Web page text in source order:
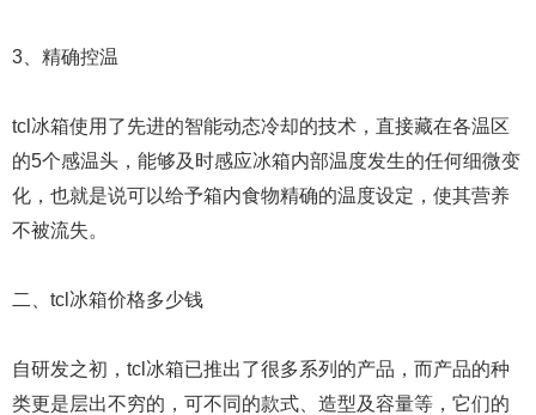
3、精确控温
tcl冰箱使用了先进的智能动态冷却的技术，直接藏在各温区
的5个感温头，能够及时感应冰箱内部温度发生的任何细微变
化，也就是说可以给予箱内食物精确的温度设定，使其营养
不被流失。
二、tcl冰箱价格多少钱
自研发之初，tcl冰箱已推出了很多系列的产品，而产品的种
类更是层出不穷的，可不同的款式、造型及容量等，它们的